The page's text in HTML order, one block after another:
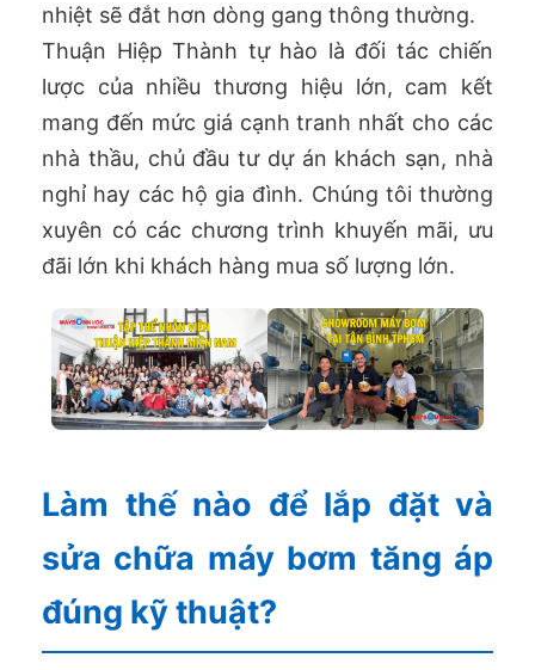
nhiệt sẽ đắt hơn dòng gang thông thường.
Thuận Hiệp Thành tự hào là đối tác chiến
lược của nhiều thương hiệu lớn, cam kết
mang đến mức giá cạnh tranh nhất cho các
nhà thầu, chủ đầu tư dự án khách sạn, nhà
nghỉ hay các hộ gia đình. Chúng tôi thường
xuyên có các chương trình khuyến mãi, ưu
đãi lớn khi khách hàng mua số lượng lớn.
Làm thế nào để lắp đặt và
sửa chữa máy bơm tăng áp
đúng kỹ thuật?